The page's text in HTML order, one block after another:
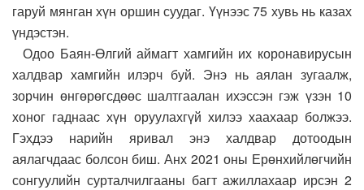
гаруй мянган хүн оршин суудаг. Үүнээс 75 хувь нь казах
үндэстэн.
Одоо Баян-Өлгий аймагт хамгийн их коронавирусын
халдвар хамгийн илэрч буй. Энэ нь аялан зугаалж,
зорчин өнгөрөгсдөөс шалтгаалан ихэссэн гэж үзэн 10
хоног гаднаас хүн оруулахгүй хилээ хаахаар болжээ.
Гэхдээ нарийн яривал энэ халдвар дотоодын
аялагчдаас болсон биш. Анх 2021 оны Ерөнхийлөгчийн
сонгуулийн сурталчилгааны багт ажиллахаар ирсэн 2